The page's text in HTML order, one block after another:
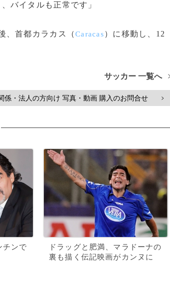
バイタルも正常です」
、首都カラカス（Caracas）に移動し、12
サッカー 一覧へ
係・法人の方向け 写真・動画 購入のお問合せ >
チンで
ドラッグと肥満、マラドーナの
裏も描く伝記映画がカンヌに